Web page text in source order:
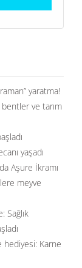
yaratma!
bentler ve tarım
yaşadı
Aşure İkramı
meyve
Sağlık
hediyesi: Karne